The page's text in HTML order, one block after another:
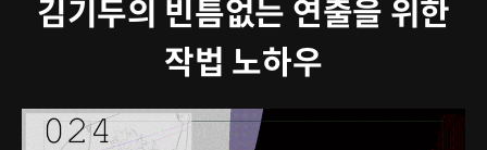
김기두의 빈틈없는 연출을 위한
작법 노하우